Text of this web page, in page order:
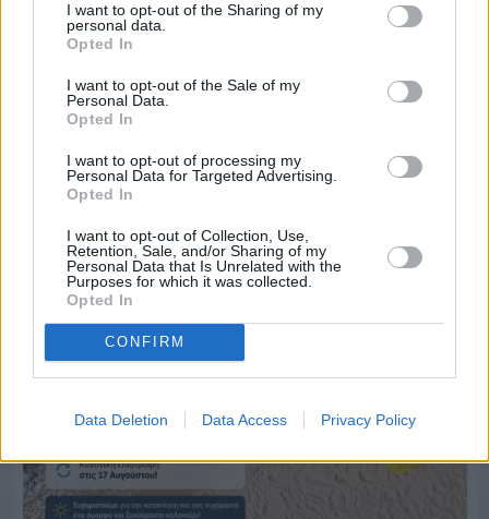
I want to opt-out of the Sharing of my
personal data.
Opted In
I want to opt-out of the Sale of my
Personal Data.
Opted In
I want to opt-out of processing my
Personal Data for Targeted Advertising.
Opted In
I want to opt-out of Collection, Use,
Retention, Sale, and/or Sharing of my
Personal Data that Is Unrelated with the
Purposes for which it was collected.
Opted In
CONFIRM
Data Deletion Data Access Privacy Policy
Ο καιρός στη Χίο, σήμερα 3 Αυγούστου 2026
Διαφήμιση